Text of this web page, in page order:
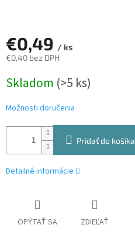
€0,49 / ks
€0,40 bez DPH
cena:
Skladom (>5 ks)
Možnosti doručenia
Pridať do košíka
Detailné informácie
OPÝTAŤ SA ZDIEĽAŤ